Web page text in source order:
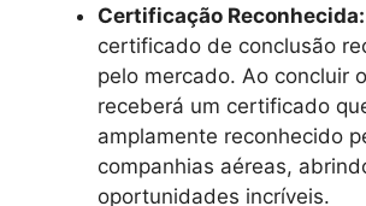
Certificação Reconhecida:
certificado de conclusão
pelo mercado. Ao concluir
receberá um certificado
amplamente reconhecido
companhias aéreas,
oportunidades incríveis.